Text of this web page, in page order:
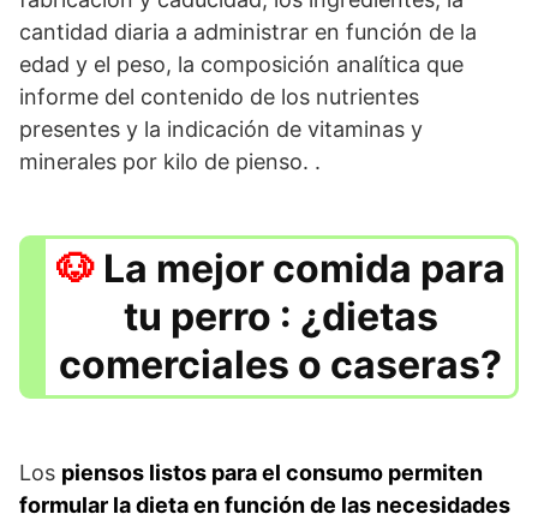
cantidad diaria a administrar en función de la
edad y el peso, la composición analítica que
informe del contenido de los nutrientes
presentes y la indicación de vitaminas y
minerales por kilo de pienso. .
La mejor comida para
tu perro : ¿dietas
comerciales o caseras?
Los piensos listos para el consumo permiten
formular la dieta en función de las necesidades